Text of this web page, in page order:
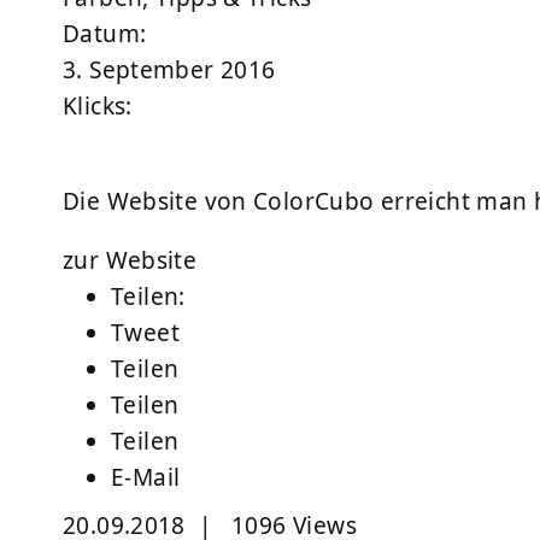
Datum:
3. September 2016
Klicks:
Die Website von ColorCubo erreicht man
zur Website
Teilen:
Tweet
Teilen
Teilen
Teilen
E-Mail
20.09.2018 | 1096 Views